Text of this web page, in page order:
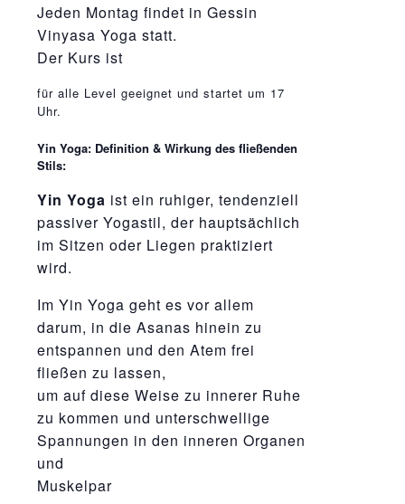
Jeden Montag findet in Gessin
Vinyasa Yoga statt.
Der Kurs ist
osteopathe-nyon-cabinet-monney
für alle Level geeignet und startet um 17
Uhr.
Yin Yoga: Definition & Wirkung des fließenden
Stils:
Yin Yoga ist ein ruhiger, tendenziell
passiver Yogastil, der hauptsächlich
im Sitzen oder Liegen praktiziert
wird.
Im Yin Yoga geht es vor allem
darum, in die Asanas hinein zu
entspannen und den Atem frei
fließen zu lassen,
um auf diese Weise zu innerer Ruhe
zu kommen und unterschwellige
Spannungen in den inneren Organen
und
Muskelpar